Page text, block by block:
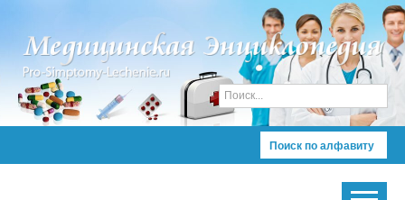
Поиск по алфавиту